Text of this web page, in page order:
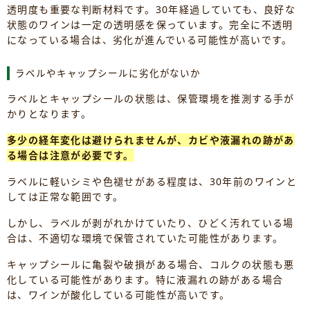
透明度も重要な判断材料です。30年経過していても、良好な
状態のワインは一定の透明感を保っています。完全に不透明
になっている場合は、劣化が進んでいる可能性が高いです。
ラベルやキャップシールに劣化がないか
ラベルとキャップシールの状態は、保管環境を推測する手が
かりとなります。
多少の経年変化は避けられませんが、カビや液漏れの跡があ
る場合は注意が必要です。
ラベルに軽いシミや色褪せがある程度は、30年前のワインと
しては正常な範囲です。
しかし、ラベルが剥がれかけていたり、ひどく汚れている場
合は、不適切な環境で保管されていた可能性があります。
キャップシールに亀裂や破損がある場合、コルクの状態も悪
化している可能性があります。特に液漏れの跡がある場合
は、ワインが酸化している可能性が高いです。